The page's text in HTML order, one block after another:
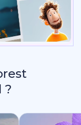
?